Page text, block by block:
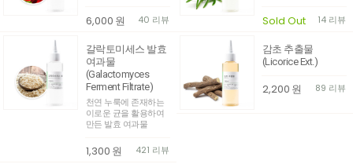
6,000 원 40 리뷰 Sold Out 14 리뷰
갈락토미세스 발효
여과물
(Galactomyces
Ferment Filtrate)
천연 누룩에 존재하는
이로운 균을 활용하여
만든 발효 여과물
1,300 원 421 리뷰
감초 추출물
(Licorice Ext.)
2,200 원 89 리뷰